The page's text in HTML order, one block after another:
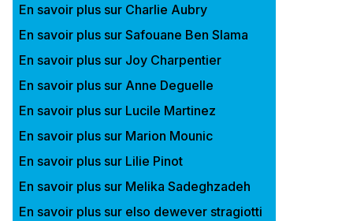
En savoir plus sur Charlie Aubry
En savoir plus sur Safouane Ben Slama
En savoir plus sur Joy Charpentier
En savoir plus sur Anne Deguelle
En savoir plus sur Lucile Martinez
En savoir plus sur Marion Mounic
En savoir plus sur Lilie Pinot
En savoir plus sur Melika Sadeghzadeh
En savoir plus sur elso dewever stragiotti